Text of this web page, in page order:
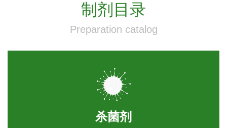
制剂目录
Preparation catalog
杀菌剂